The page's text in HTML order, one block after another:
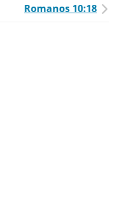
Romanos 10:18